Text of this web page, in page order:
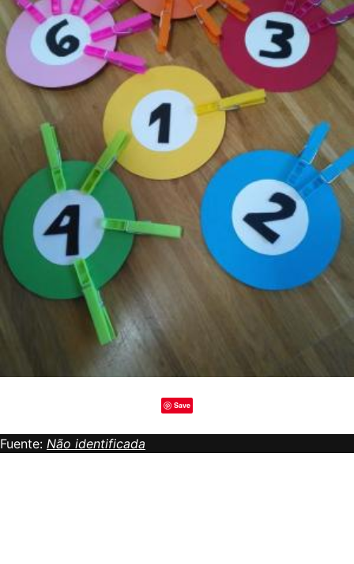
Save
Fuente: Não identificada